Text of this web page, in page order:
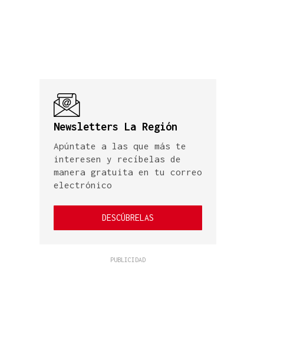
Newsletters La Región
Apúntate a las que más te
interesen y recíbelas de
manera gratuita en tu correo
electrónico
DESCÚBRELAS